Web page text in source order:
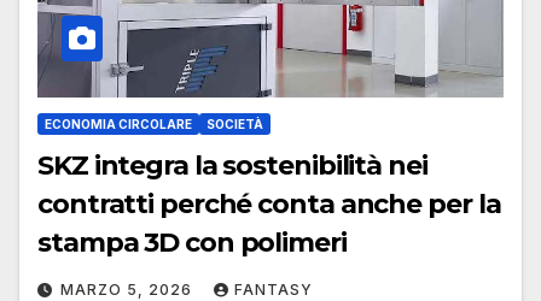
ECONOMIA CIRCOLARE SOCIETÀ
SKZ integra la sostenibilità nei
contratti perché conta anche per la
stampa 3D con polimeri
MARZO 5, 2026 FANTASY